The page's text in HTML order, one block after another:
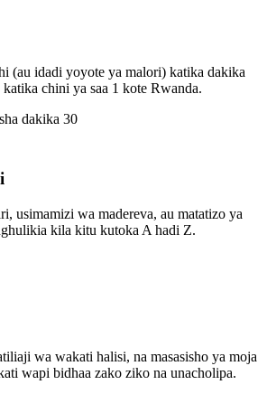
(au idadi yoyote ya malori) katika dakika
chini ya saa 1 kote Rwanda.
dakika 30
usimamizi wa madereva, au matatizo ya
kila kitu kutoka A hadi Z.
wa wakati halisi, na masasisho ya moja
wapi bidhaa zako ziko na unacholipa.